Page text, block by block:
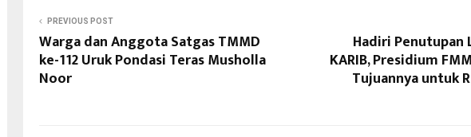
PREVIOUS POST
Warga dan Anggota Satgas TMMD
ke-112 Uruk Pondasi Teras Musholla
Noor
Hadiri Penutupan
KARIB, Presidium
Tujuannya untuk